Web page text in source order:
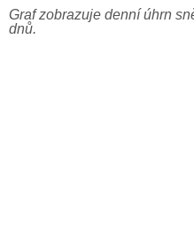
Graf zobrazuje denní úhrn
dnů.